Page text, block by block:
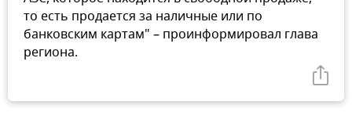
то есть продается за наличные или по
банковским картам" – проинформировал глава
региона.